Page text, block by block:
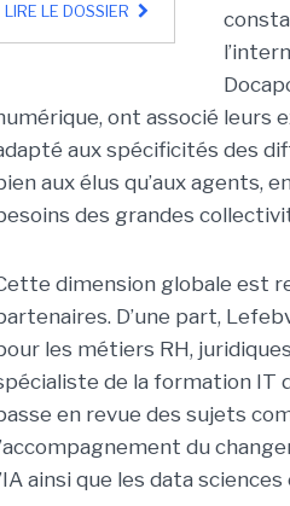
LIRE LE DOSSIER
ont associé leurs
aux spécificités des
aux élus qu’aux agents,
des grandes
dimension globale est
D’une part,
les métiers RH,
de la formation IT
en revue des sujets
du
ainsi que les data